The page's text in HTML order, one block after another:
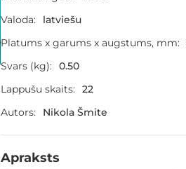
Valoda:
latviešu
Platums x garums x augstums, mm:
Svars (kg):
0.50
Lappušu skaits:
22
Autors:
Nikola Šmite
Apraksts